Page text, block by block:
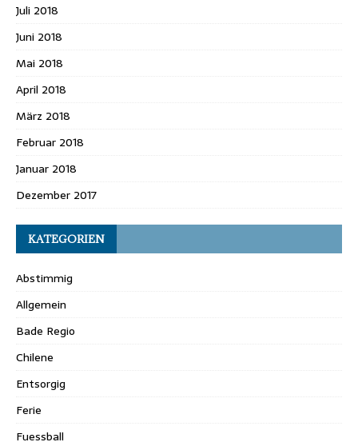
Juli 2018
Juni 2018
Mai 2018
April 2018
März 2018
Februar 2018
Januar 2018
Dezember 2017
KATEGORIEN
Abstimmig
Allgemein
Bade Regio
Chilene
Entsorgig
Ferie
Fuessball